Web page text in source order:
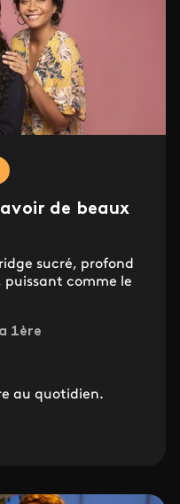
de beaux
sucré, profond
puissant comme le
1ère
au quotidien.